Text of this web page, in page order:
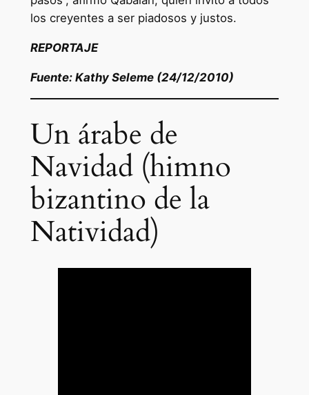
los creyentes a ser piadosos y justos.
REPORTAJE
Fuente: Kathy Seleme (24/12/2010)
Un árabe de
Navidad (himno
bizantino de la
Natividad)